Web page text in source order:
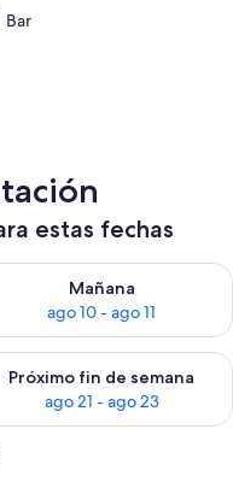
Bar
estas fechas
ago 9 - ago 10
Mañana
ago 10 - ago 11
la disponibilidad
de semana, ago 14 -
Próximo fin de semana
ago 21 - ago 23
la disponibilidad